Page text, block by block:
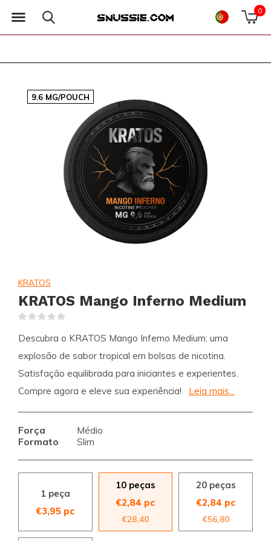
0
9.6 MG/POUCH
KRATOS
KRATOS Mango Inferno Medium
Descubra o KRATOS Mango Inferno Medium: uma
explosão de sabor tropical em bolsas de nicotina.
Satisfação equilibrada para iniciantes e experientes.
Compre agora e eleve sua experiência!
Leia mais...
Força Médio
Formato Slim
1 peça
€3,95 pc
10 peças
€2,84 pc
€28,40
20 peças
€2,84 pc
€56,80